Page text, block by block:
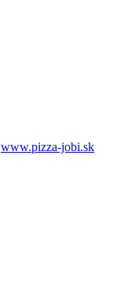
www.pizza-jobi.sk